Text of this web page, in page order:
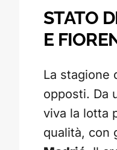
STATO
E
La stagione
opposti. Da
viva la lotta
qualità, con